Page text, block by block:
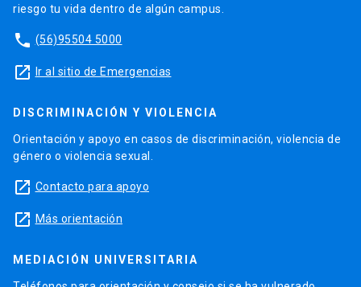
riesgo tu vida dentro de algún campus.
phone (56)95504 5000
launch Ir al sitio de Emergencias
DISCRIMINACIÓN Y VIOLENCIA
Orientación y apoyo en casos de discriminación, violencia de
género o violencia sexual.
launch Contacto para apoyo
launch Más orientación
MEDIACIÓN UNIVERSITARIA